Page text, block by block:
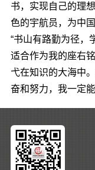
书，实现自己的理
色的宇航员，为中
“书山有路勤为径，
适合作为我的座右
弋在知识的大海中
奋和努力，我一定